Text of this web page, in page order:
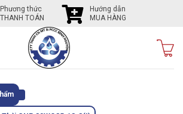
Phương thức
THANH TOÁN
Hướng dẫn
MUA HÀNG